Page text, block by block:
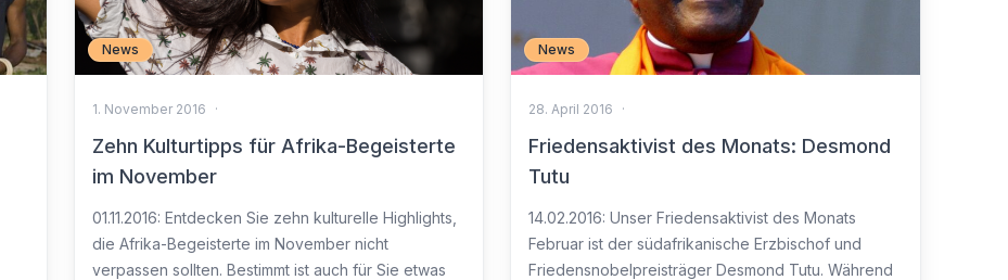
News
1. November 2016 ·
Zehn Kulturtipps für Afrika-Begeisterte
im November
01.11.2016: Entdecken Sie zehn kulturelle Highlights,
die Afrika-Begeisterte im November nicht
verpassen sollten. Bestimmt ist auch für Sie etwas
News
28. April 2016 ·
Friedensaktivist des Monats: Desmond
Tutu
14.02.2016: Unser Friedensaktivist des Monats
Februar ist der südafrikanische Erzbischof und
Friedensnobelpreisträger Desmond Tutu. Während